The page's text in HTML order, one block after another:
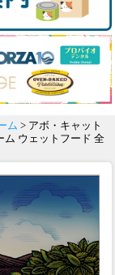
ム > アボ・キャット
ム ウェットフード 全